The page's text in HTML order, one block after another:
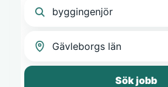
Sök jobb